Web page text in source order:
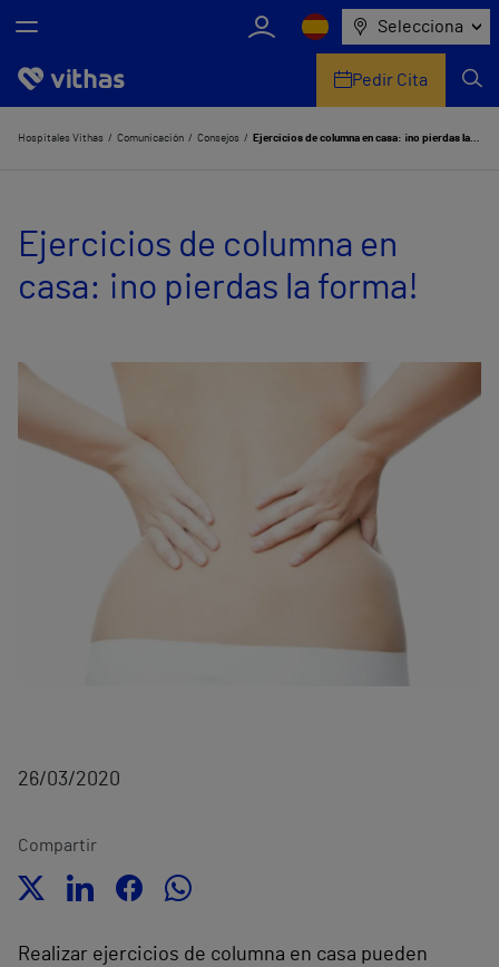
Selecciona
Nosotros
Servicios de salud
Equipo médico y asistencial
Pedir Cita
Hospitales Vithas Comunicación Consejos Ejercicios de columna en casa: ¡no pierdas la forma!
Ejercicios de columna en
casa: ¡no pierdas la forma!
26/03/2020
Compartir
Realizar ejercicios de columna en casa pueden